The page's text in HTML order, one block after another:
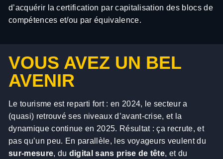
d’acquérir la certification par capitalisation des blocs de
compétences et/ou par équivalence.
VOUS AVEZ UN BEL
AVENIR
Le tourisme est reparti fort : en 2024, le secteur a
(quasi) retrouvé ses niveaux d’avant-crise, et la
dynamique continue en 2025. Résultat : ça recrute, et
pas qu’un peu. En parallèle, les voyageurs veulent du
sur-mesure, du digital sans prise de tête, et du